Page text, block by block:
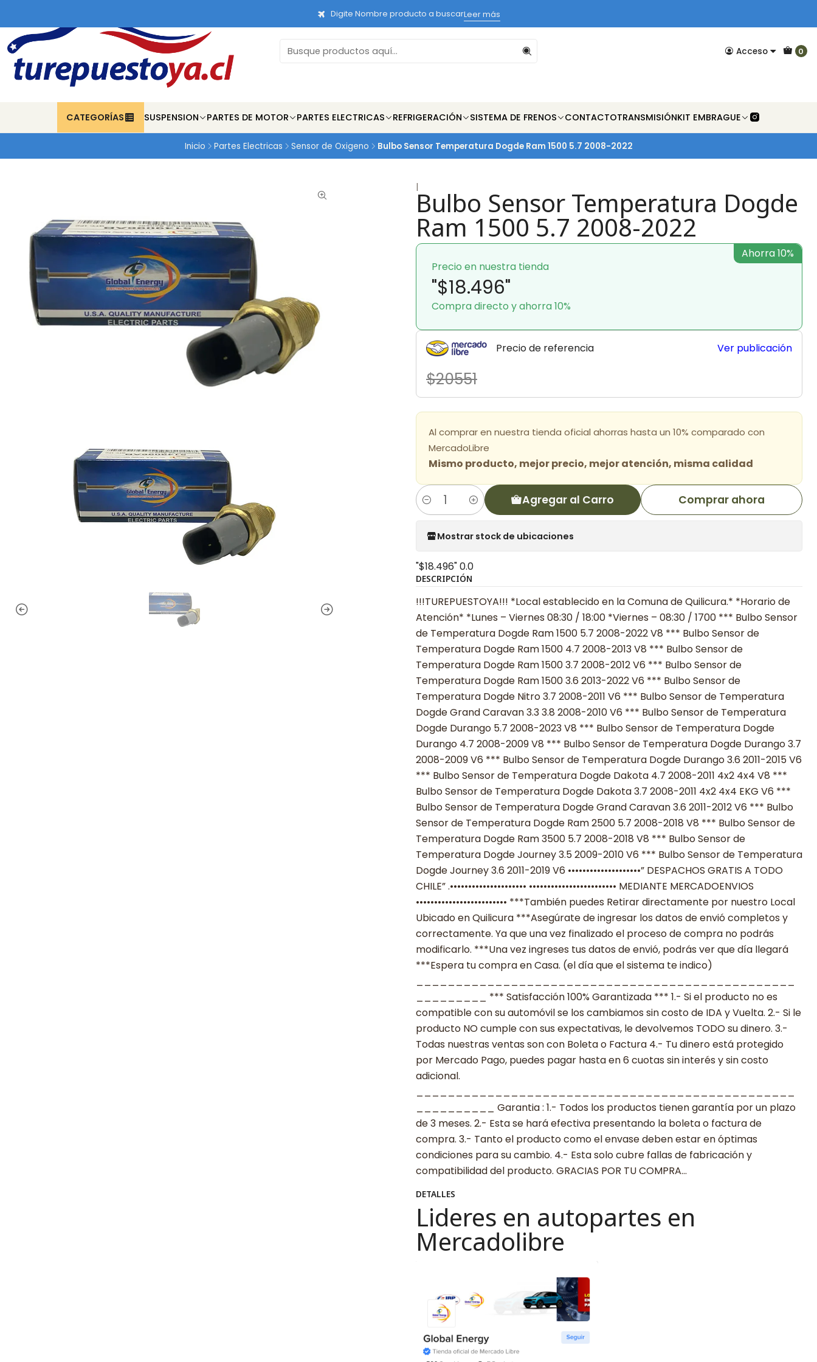
Acceso 0
CATEGORÍAS SUSPENSION PARTES DE MOTOR PARTES ELECTRICAS REFRIGERACIÓN SISTEMA DE FRENOS CONTACTOTRANSMISIÓNKIT EMBRAGUE
Digite Nombre producto a buscarLeer más
Inicio Partes Electricas Sensor de Oxigeno Bulbo Sensor Temperatura Dogde Ram 1500 5.7 2008-2022
|Bulbo Sensor Temperatura Dogde
Ram 1500 5.7 2008-2022
Precio en nuestra tienda
"$18.496"
Compra directo y ahorra 10%
Ahorra 10%
Precio de referencia
$20551
Ver publicación
Al comprar en nuestra tienda oficial ahorras hasta un 10% comparado con
MercadoLibre
Mismo producto, mejor precio, mejor atención, misma calidad
Cantidad Agregar al Carro Comprar ahora
Mostrar stock de ubicaciones
"$18.496"0.0
DESCRIPCIÓN
!!!TUREPUESTOYA!!! *Local establecido en la Comuna de Quilicura.* *Horario de
Atención* *Lunes – Viernes 08:30 / 18:00 *Viernes – 08:30 / 1700 *** Bulbo Sensor
de Temperatura Dogde Ram 1500 5.7 2008-2022 V8 *** Bulbo Sensor de
Temperatura Dogde Ram 1500 4.7 2008-2013 V8 *** Bulbo Sensor de
Temperatura Dogde Ram 1500 3.7 2008-2012 V6 *** Bulbo Sensor de
Temperatura Dogde Ram 1500 3.6 2013-2022 V6 *** Bulbo Sensor de
Temperatura Dogde Nitro 3.7 2008-2011 V6 *** Bulbo Sensor de Temperatura
Dogde Grand Caravan 3.3 3.8 2008-2010 V6 *** Bulbo Sensor de Temperatura
Dogde Durango 5.7 2008-2023 V8 *** Bulbo Sensor de Temperatura Dogde
Durango 4.7 2008-2009 V8 *** Bulbo Sensor de Temperatura Dogde Durango 3.7
2008-2009 V6 *** Bulbo Sensor de Temperatura Dogde Durango 3.6 2011-2015 V6
*** Bulbo Sensor de Temperatura Dogde Dakota 4.7 2008-2011 4x2 4x4 V8 ***
Bulbo Sensor de Temperatura Dogde Dakota 3.7 2008-2011 4x2 4x4 EKG V6 ***
Bulbo Sensor de Temperatura Dogde Grand Caravan 3.6 2011-2012 V6 *** Bulbo
Sensor de Temperatura Dogde Ram 2500 5.7 2008-2018 V8 *** Bulbo Sensor de
Temperatura Dogde Ram 3500 5.7 2008-2018 V8 *** Bulbo Sensor de
Temperatura Dogde Journey 3.5 2009-2010 V6 *** Bulbo Sensor de Temperatura
Dogde Journey 3.6 2011-2019 V6 ••••••••••••••••••••” DESPACHOS GRATIS A TODO
CHILE” .••••••••••••••••••••• •••••••••••••••••••••••• MEDIANTE MERCADOENVIOS
••••••••••••••••••••••••• ***También puedes Retirar directamente por nuestro Local
Ubicado en Quilicura ***Asegúrate de ingresar los datos de envió completos y
correctamente. Ya que una vez finalizado el proceso de compra no podrás
modificarlo. ***Una vez ingreses tus datos de envió, podrás ver que día llegará
***Espera tu compra en Casa. (el día que el sistema te indico)
_________ *** Satisfacción 100% Garantizada *** 1.- Si el producto no es
compatible con su automóvil se los cambiamos sin costo de IDA y Vuelta. 2.- Si le
producto NO cumple con sus expectativas, le devolvemos TODO su dinero. 3.-
Todas nuestras ventas son con Boleta o Factura 4.- Tu dinero está protegido
por Mercado Pago, puedes pagar hasta en 6 cuotas sin interés y sin costo
adicional.
__________ Garantia : 1.- Todos los productos tienen garantía por un plazo
de 3 meses. 2.- Esta se hará efectiva presentando la boleta o factura de
compra. 3.- Tanto el producto como el envase deben estar en óptimas
condiciones para su cambio. 4.- Esta solo cubre fallas de fabricación y
compatibilidad del producto. GRACIAS POR TU COMPRA…
DETALLES
Lideres en autopartes en
Mercadolibre